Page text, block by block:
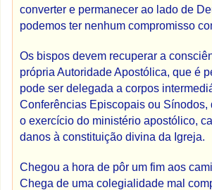
converter e permanecer ao lado de
podemos ter nenhum compromisso
Os bispos devem recuperar a
própria Autoridade Apostólica, que é
pode ser delegada a corpos
Conferências Episcopais ou Sínodos,
o exercício do ministério apostólico,
danos à constituição divina da Igreja.
Chegou a hora de pôr um fim aos
Chega de uma colegialidade mal